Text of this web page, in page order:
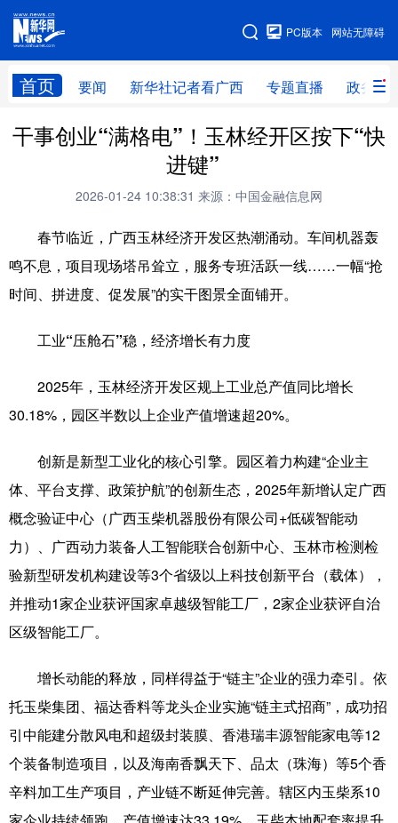
网站无障碍
PC版本
首页 要闻 新华社记者看广西 专题直播 政务信
网站地图
广西频道
新华社记者
新华网导航
国际 财经 网评
台湾 思客智库 全球连线 教育
科技 科普 体育
健康 军事 访谈 视频
图片 中央文件 金融 汽车
食品 人居 信息化 乡村振兴
溯源中国 城市 旅游 能源
会展 彩票 娱乐 时尚
亚太网 上市公司 文化产业
地方频道
北京 天津 河北 山西
干事创业“满格电”！玉林经开区按下“快
进键”
2026-01-24 10:38:31 来源：中国金融信息网
春节临近，广西玉林经济开发区热潮涌动。车间机器轰
鸣不息，项目现场塔吊耸立，服务专班活跃一线……一幅“抢
时间、拼进度、促发展”的实干图景全面铺开。
工业“压舱石”稳，经济增长有力度
2025年，玉林经济开发区规上工业总产值同比增长
30.18%，园区半数以上企业产值增速超20%。
创新是新型工业化的核心引擎。园区着力构建“企业主
体、平台支撑、政策护航”的创新生态，2025年新增认定广西
概念验证中心（广西玉柴机器股份有限公司+低碳智能动
力）、广西动力装备人工智能联合创新中心、玉林市检测检
验新型研发机构建设等3个省级以上科技创新平台（载体），
并推动1家企业获评国家卓越级智能工厂，2家企业获评自治
区级智能工厂。
增长动能的释放，同样得益于“链主”企业的强力牵引。依
托玉柴集团、福达香料等龙头企业实施“链主式招商”，成功招
引中能建分散风电和超级封装膜、香港瑞丰源智能家电等12
个装备制造项目，以及海南香飘天下、品太（珠海）等5个香
辛料加工生产项目，产业链不断延伸完善。辖区内玉柴系10